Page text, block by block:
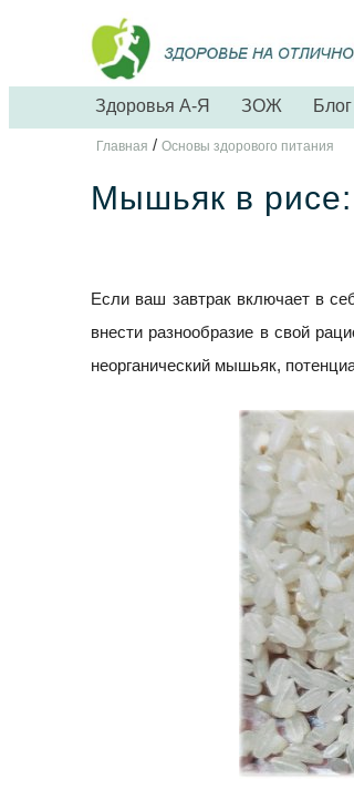
Здоровья А-Я ЗОЖ Блог
Главная / Основы здорового питания
Мышьяк в рисе:
Если ваш завтрак включает в
внести разнообразие в свой
неорганический мышьяк,